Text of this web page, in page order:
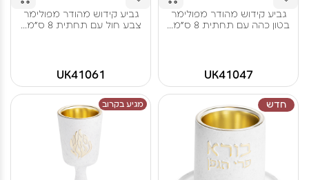
גביע קידוש מהודר מפולימר
בטון כהה עם תחתית 8 ס"מ...
UK41047
גביע קידוש מהודר מפולימר
צבע חול עם תחתית 8 ס"מ...
UK41061
חדש מגיע בקרוב